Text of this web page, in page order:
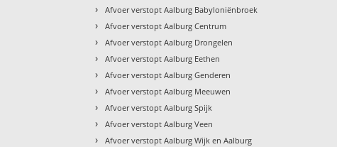
› Afvoer verstopt Aalburg Babyloniënbroek
› Afvoer verstopt Aalburg Centrum
› Afvoer verstopt Aalburg Drongelen
› Afvoer verstopt Aalburg Eethen
› Afvoer verstopt Aalburg Genderen
› Afvoer verstopt Aalburg Meeuwen
› Afvoer verstopt Aalburg Spijk
› Afvoer verstopt Aalburg Veen
› Afvoer verstopt Aalburg Wijk en Aalburg